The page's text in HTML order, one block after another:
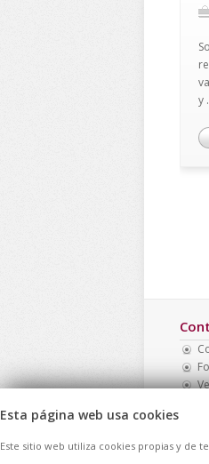
y
Esta página web usa cookies
Este sitio web utiliza cookies propias y de